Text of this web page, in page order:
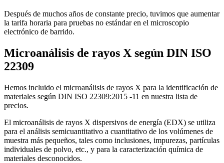
Después de muchos años de constante precio, tuvimos que aumentar
la tarifa horaria para pruebas no estándar en el microscopio
electrónico de barrido.
Microanálisis de rayos X según DIN ISO
22309
Hemos incluido el microanálisis de rayos X para la identificación de
materiales según DIN ISO 22309:2015 -11 en nuestra lista de
precios.
El microanálisis de rayos X dispersivos de energía (EDX) se utiliza
para el análisis semicuantitativo a cuantitativo de los volúmenes de
muestra más pequeños, tales como inclusiones, impurezas, partículas
individuales de polvo, etc., y para la caracterización química de
materiales desconocidos.